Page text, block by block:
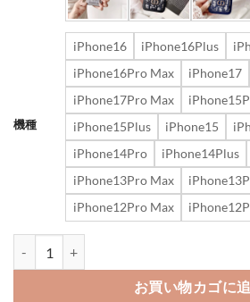
機種
iPhone16 iPhone16Plus
iPhone16Pro Max
iPhone17
iPhone17Pro Max
iPhone15Plus
iPhone15
iPhone14Pro
iPhone14Plus
iPhone13Pro Max
iPhone12Pro Max
お買い物カゴに